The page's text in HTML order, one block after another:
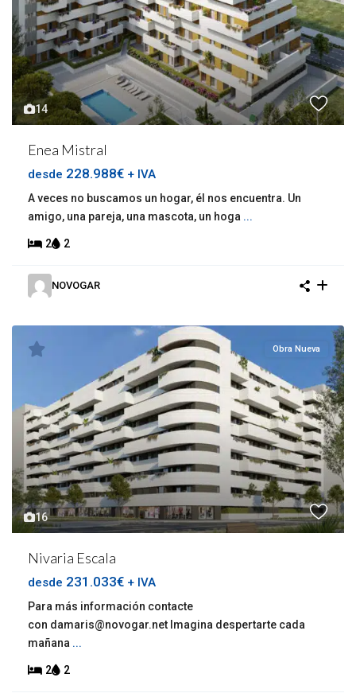
14
Enea Mistral
desde 228.988€ + IVA
A veces no buscamos un hogar, él nos encuentra. Un
amigo, una pareja, una mascota, un hoga ...
2 2
NOVOGAR
16
Obra Nueva
Nivaria Escala
desde 231.033€ + IVA
Para más información contacte
con damaris@novogar.net Imagina despertarte cada
mañana ...
2 2